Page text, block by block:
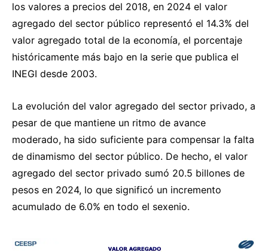
los valores a precios del 2018, en 2024 el valor
agregado del sector público representó el 14.3% del
valor agregado total de la economía, el porcentaje
históricamente más bajo en la serie que publica el
INEGI desde 2003.
La evolución del valor agregado del sector privado, a
pesar de que mantiene un ritmo de avance
moderado, ha sido suficiente para compensar la falta
de dinamismo del sector público. De hecho, el valor
agregado del sector privado sumó 20.5 billones de
pesos en 2024, lo que significó un incremento
acumulado de 6.0% en todo el sexenio.